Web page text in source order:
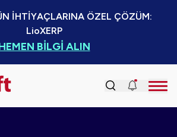
İHTİYAÇLARINA ÖZEL ÇÖZÜM:
LioXERP
BİLGİ ALIN